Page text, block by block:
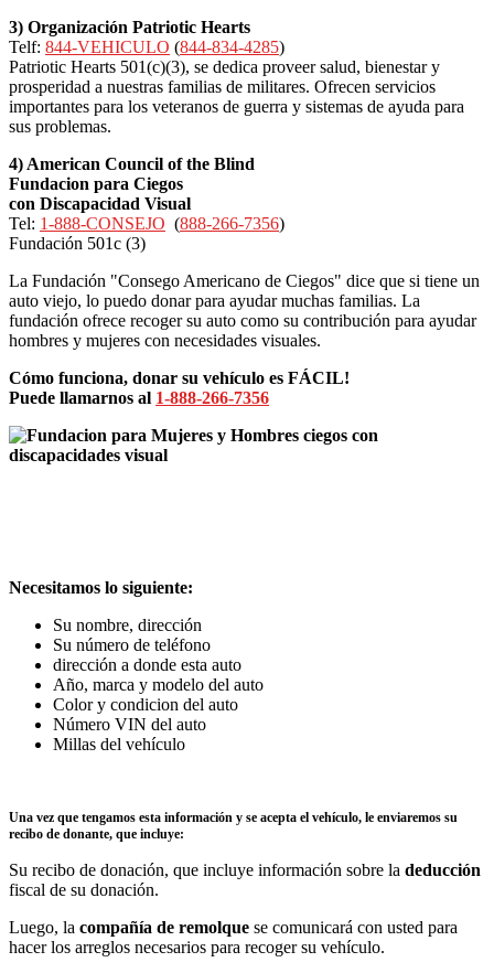
3) Organización Patriotic Hearts
Telf: 844-VEHICULO (844-834-4285)
Patriotic Hearts 501(c)(3), se dedica proveer salud, bienestar y
prosperidad a nuestras familias de militares. Ofrecen servicios
importantes para los veteranos de guerra y sistemas de ayuda para
sus problemas.
4) American Council of the Blind
Fundacion para Ciegos
con Discapacidad Visual
Tel: 1-888-CONSEJO (888-266-7356)
Fundación 501c (3)
La Fundación "Consego Americano de Ciegos" dice que si tiene un
auto viejo, lo puedo donar para ayudar muchas familias. La
fundación ofrece recoger su auto como su contribución para ayudar
hombres y mujeres con necesidades visuales.
Cómo funciona, donar su vehículo es FÁCIL!
Puede llamarnos al 1-888-266-7356
Necesitamos lo siguiente:
Su nombre, dirección
Su número de teléfono
dirección a donde esta auto
Año, marca y modelo del auto
Color y condicion del auto
Número VIN del auto
Millas del vehículo
Una vez que tengamos esta información y se acepta el vehículo, le enviaremos su
recibo de donante, que incluye:
Su recibo de donación, que incluye información sobre la deducción
fiscal de su donación.
Luego, la compañía de remolque se comunicará con usted para
hacer los arreglos necesarios para recoger su vehículo.